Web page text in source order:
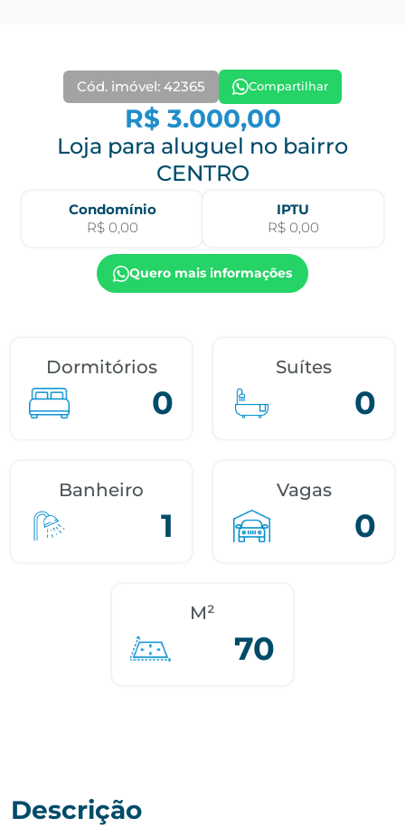
Cód. imóvel: 42365 Compartilhar
R$ 3.000,00
Loja para aluguel no bairro
CENTRO
Condomínio
R$ 0,00
IPTU
R$ 0,00
Quero mais informações
Dormitórios
0
Suítes
0
Banheiro
1
Vagas
0
M²
70
Descrição